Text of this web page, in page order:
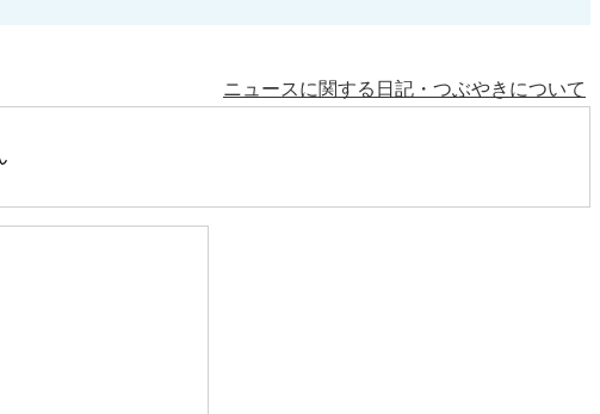
ニュースに関する日記・つぶやきについて